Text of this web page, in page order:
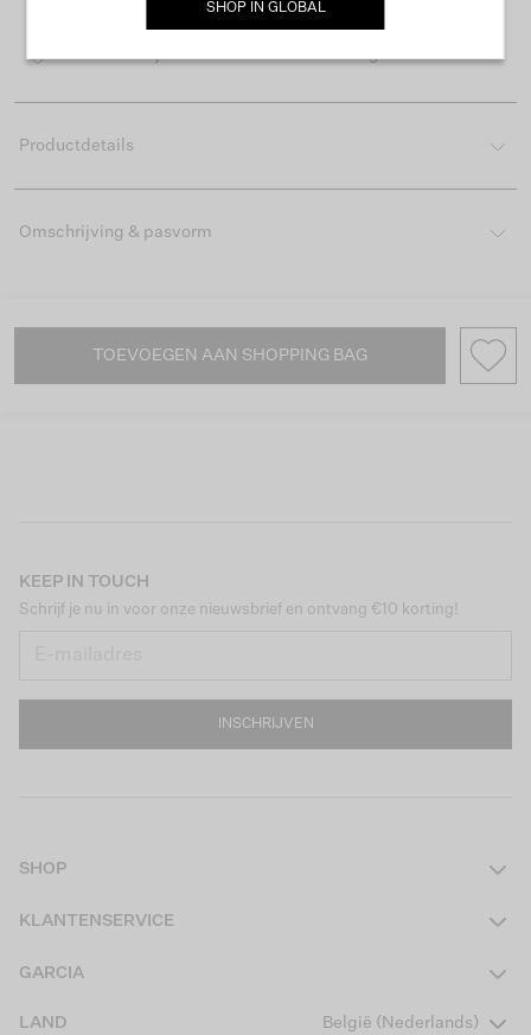
Levertijd 2-3 werkdagen
Gemakkelijk retourneren binnen 30 dagen
Productdetails
Omschrijving & pasvorm
TOEVOEGEN AAN SHOPPING BAG
KEEP IN TOUCH
Schrijf je nu in voor onze nieuwsbrief en ontvang €10 korting!
INSCHRIJVEN
SHOP
KLANTENSERVICE
GARCIA
LAND
België (Nederlands)
SHOP IN GLOBAL